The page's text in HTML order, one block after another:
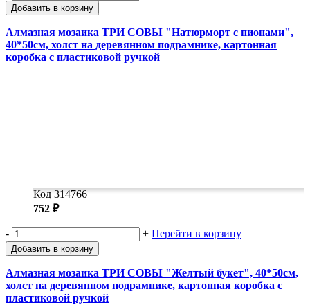
Добавить в корзину
Алмазная мозаика ТРИ СОВЫ "Натюрморт с пионами",
40*50см, холст на деревянном подрамнике, картонная
коробка с пластиковой ручкой
Код 314766
752 ₽
- + Перейти в корзину
Добавить в корзину
Алмазная мозаика ТРИ СОВЫ "Желтый букет", 40*50см,
холст на деревянном подрамнике, картонная коробка с
пластиковой ручкой